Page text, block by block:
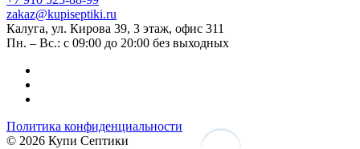
zakaz@kupiseptiki.ru
Калуга, ул. Кирова 39, 3 этаж, офис 311
Пн. – Вс.: с 09:00 до 20:00 без выходных
Политика конфиденциальности
© 2026 Купи Септики